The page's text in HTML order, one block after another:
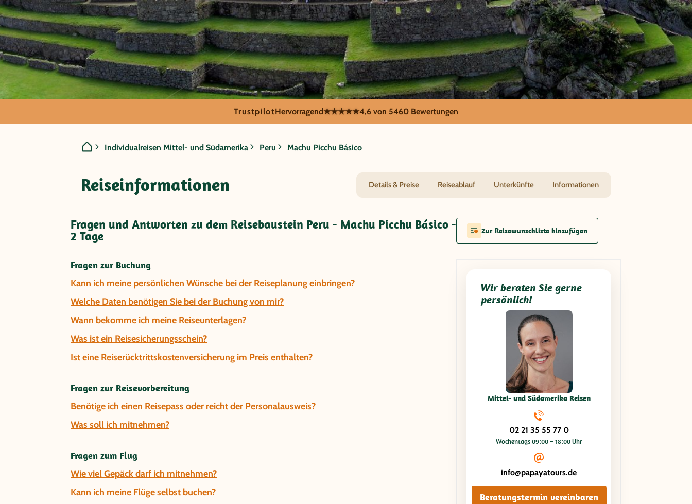
Peru - Machu Picchu
Básico
TrustpilotHervorragend★★★★★4,6 von 5460 Bewertungen
Individualreisen Mittel- und Südamerika Peru Machu Picchu Básico
Reiseinformationen Details & Preise Reiseablauf Unterkünfte Informationen
Fragen und Antworten zu dem Reisebaustein Peru - Machu Picchu Básico -
2 Tage Zur Reisewunschliste hinzufügen
Fragen zur Buchung
Kann ich meine persönlichen Wünsche bei der Reiseplanung einbringen?
Welche Daten benötigen Sie bei der Buchung von mir?
Wann bekomme ich meine Reiseunterlagen?
Was ist ein Reisesicherungsschein?
Ist eine Reiserücktrittskostenversicherung im Preis enthalten?
Fragen zur Reisevorbereitung
Benötige ich einen Reisepass oder reicht der Personalausweis?
Was soll ich mitnehmen?
Fragen zum Flug
Wie viel Gepäck darf ich mitnehmen?
Kann ich meine Flüge selbst buchen?
Wir beraten Sie gerne
persönlich!
Mittel- und Südamerika Reisen
02 21 35 55 77 0
Wochentags 09:00 – 18:00 Uhr
info@papayatours.de
Beratungstermin vereinbaren